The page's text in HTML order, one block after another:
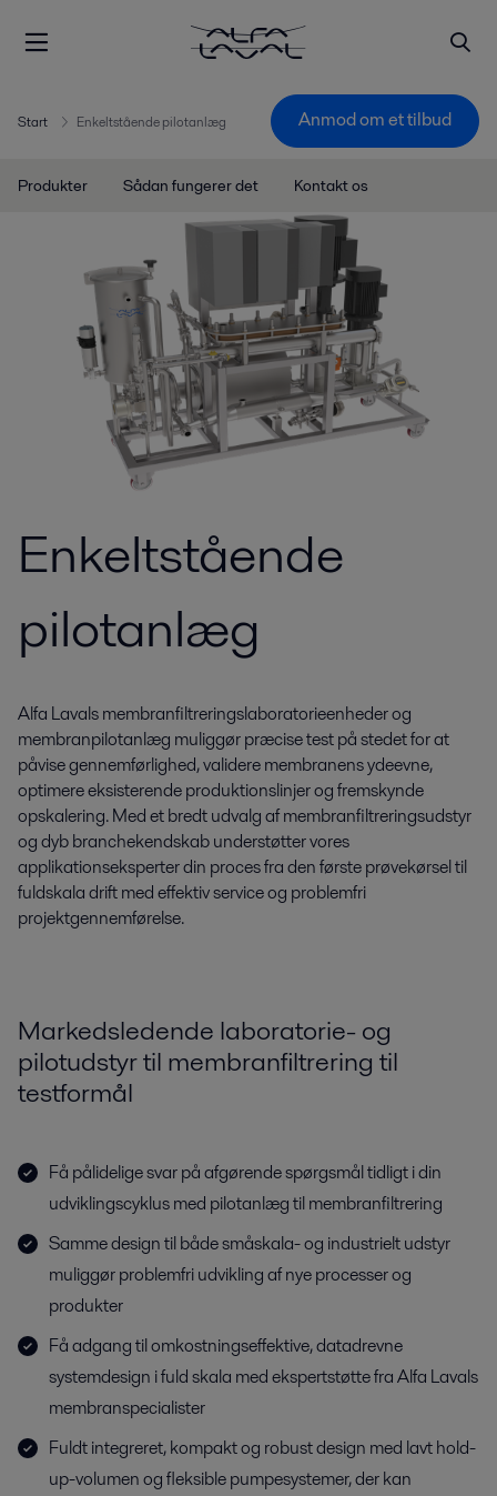
Start Enkeltstående pilotanlæg Anmod om et tilbud
Produkter Sådan fungerer det Kontakt os
Enkeltstående
pilotanlæg
Alfa Lavals membranfiltreringslaboratorieenheder og
membranpilotanlæg muliggør præcise test på stedet for at
påvise gennemførlighed, validere membranens ydeevne,
optimere eksisterende produktionslinjer og fremskynde
opskalering. Med et bredt udvalg af membranfiltreringsudstyr
og dyb branchekendskab understøtter vores
applikationseksperter din proces fra den første prøvekørsel til
fuldskala drift med effektiv service og problemfri
projektgennemførelse.
Markedsledende laboratorie- og
pilotudstyr til membranfiltrering til
testformål
Få pålidelige svar på afgørende spørgsmål tidligt i din
udviklingscyklus med pilotanlæg til membranfiltrering
Samme design til både småskala- og industrielt udstyr
muliggør problemfri udvikling af nye processer og
produkter
Få adgang til omkostningseffektive, datadrevne
systemdesign i fuld skala med ekspertstøtte fra Alfa Lavals
membranspecialister
Fuldt integreret, kompakt og robust design med lavt hold-
up-volumen og fleksible pumpesystemer, der kan